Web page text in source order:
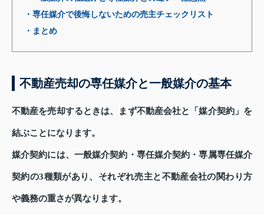
・専任媒介で後悔しないための売主チェックリスト
・まとめ
不動産売却の専任媒介と一般媒介の基本
不動産を売却するときは、まず不動産会社と「媒介契約」を
結ぶことになります。
媒介契約には、一般媒介契約・専任媒介契約・専属専任媒介
契約の3種類があり、それぞれ売主と不動産会社の関わり方
や義務の重さが異なります。